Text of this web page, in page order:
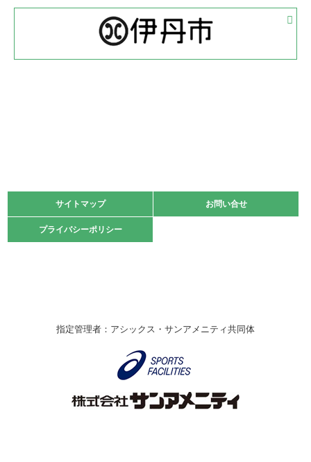
2022.05.05
体育協会長杯 バドミントン競技の部
2022.05.22
緑ケ丘体育館
2021.10.23
卓球選手権大会ラージボールの部開催☆
伊丹市総合体育大会 バレーボール大会が開催されました
なわとびイベントを開催しました！
サイトマップ お問い合せ
プライバシーポリシー
サイトマップ お問い合せ
プライバシーポリシー
指定管理者：アシックス・サンアメニティ共同体